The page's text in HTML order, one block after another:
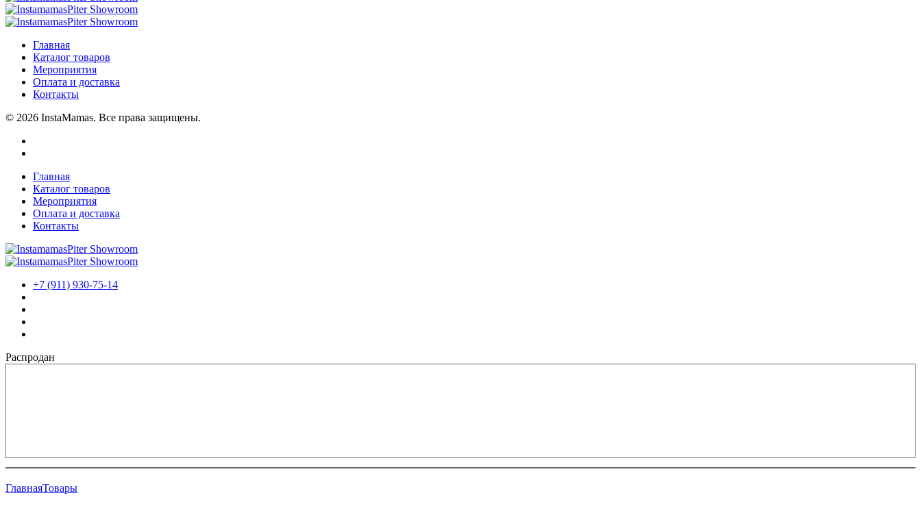
Главная
Каталог товаров
Мероприятия
Оплата и доставка
Контакты
© 2026 InstaMamas. Все права защищены.
Главная
Каталог товаров
Мероприятия
Оплата и доставка
Контакты
+7 (911) 930-75-14
Распродан
ГлавнаяТовары